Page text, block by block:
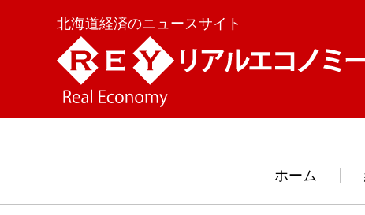
北海道経済のニュースサイト
ホーム